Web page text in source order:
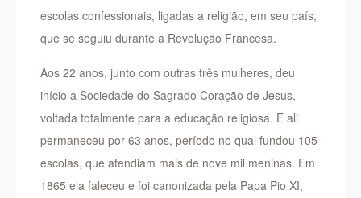
escolas confessionais, ligadas a religião, em seu país,
que se seguiu durante a Revolução Francesa.
Aos 22 anos, junto com outras três mulheres, deu
início a Sociedade do Sagrado Coração de Jesus,
voltada totalmente para a educação religiosa. E ali
permaneceu por 63 anos, período no qual fundou 105
escolas, que atendiam mais de nove mil meninas. Em
1865 ela faleceu e foi canonizada pela Papa Pio XI,